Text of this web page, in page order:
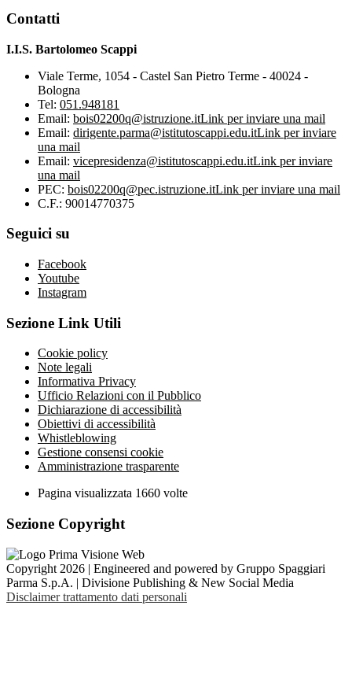
Contatti
I.I.S. Bartolomeo Scappi
Viale Terme, 1054 - Castel San Pietro Terme - 40024 -
Bologna
Tel: 051.948181
Email: bois02200q@istruzione.itLink per inviare una mail
Email: dirigente.parma@istitutoscappi.edu.itLink per inviare
una mail
Email: vicepresidenza@istitutoscappi.edu.itLink per inviare
una mail
PEC: bois02200q@pec.istruzione.itLink per inviare una mail
C.F.: 90014770375
Seguici su
Facebook
Youtube
Instagram
Sezione Link Utili
Cookie policy
Note legali
Informativa Privacy
Ufficio Relazioni con il Pubblico
Dichiarazione di accessibilità
Obiettivi di accessibilità
Whistleblowing
Gestione consensi cookie
Amministrazione trasparente
Pagina visualizzata 1660 volte
Sezione Copyright
Copyright 2026 | Engineered and powered by Gruppo Spaggiari
Parma S.p.A. | Divisione Publishing & New Social Media
Disclaimer trattamento dati personali